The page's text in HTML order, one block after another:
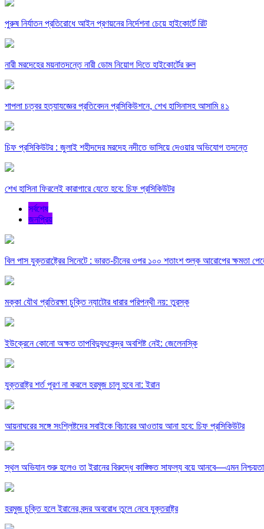
পুরুষ নির্যাতন প্রতিরোধে আইন প্রণয়নের নির্দেশনা চেয়ে হাইকোর্টে রিট
নারী মরদেহের ময়নাতদন্তে নারী ডোম নিয়োগ দিতে হাইকোর্টের রুল
শাপলা চত্বর হত্যাযজ্ঞের প্রতিবেদন প্রসিকিউশনে, শেখ হাসিনাসহ আসামি ৪১
চিফ প্রসিকিউটর : জুলাই শহীদদের মরদেহ নদীতে ভাসিয়ে দেওয়ার অভিযোগ তদন্তে
শেখ হাসিনা ফিরলেই কারাগারে যেতে হবে: চিফ প্রসিকিউটর
সর্বশেষ
জনপ্রিয়
বিল পাস যুক্তরাষ্ট্রের সিনেটে : ভারত-চীনের ওপর ১০০ শতাংশ শুল্ক আরোপের ক্ষমতা
মক্কা যৌথ প্রতিরক্ষা চুক্তি ন্যাটোর ধারার পরিপন্থী নয়: তুরস্ক
ইউক্রেনে কোনো অক্ষত তাপবিদ্যুৎকেন্দ্র অবশিষ্ট নেই: জেলেনস্কি
যুক্তরাষ্ট্র শর্ত পূরণ না করলে হরমুজ চালু হবে না: ইরান
আয়নাঘরের সঙ্গে সংশ্লিষ্টদের সবাইকে বিচারের আওতায় আনা হবে: চিফ প্রসিকিউটর
স্থল অভিযান শুরু হলেও তা ইরানের বিরুদ্ধে কাঙ্ক্ষিত সাফল্য বয়ে আনবে—এমন
হরমুজ চুক্তি হলে ইরানের বন্দর অবরোধ তুলে নেবে যুক্তরাষ্ট্র